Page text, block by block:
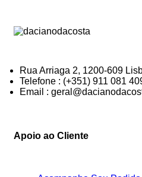
Rua Arriaga 2, 1200-609
Telefone : (+351) 911 081
Email :
Apoio ao Cliente